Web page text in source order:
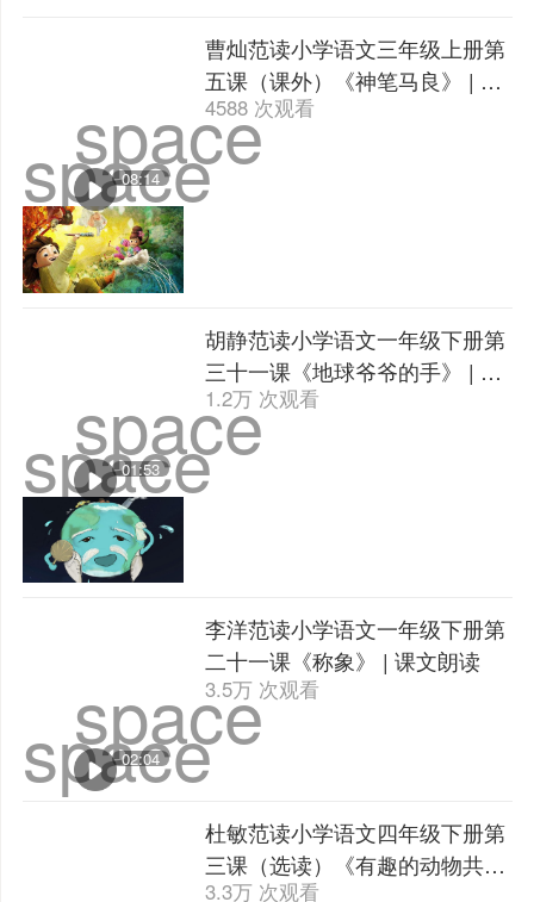
space
space
08:14
曹灿范读小学语文三年级上册第
五课（课外）《神笔马良》 | 课
文朗读
4588 次观看
space
space
01:53
胡静范读小学语文一年级下册第
三十一课《地球爷爷的手》 | 课
文朗读
1.2万 次观看
space
space
02:04
李洋范读小学语文一年级下册第
二十一课《称象》 | 课文朗读
3.5万 次观看
杜敏范读小学语文四年级下册第
三课（选读）《有趣的动物共栖
3.3万 次观看